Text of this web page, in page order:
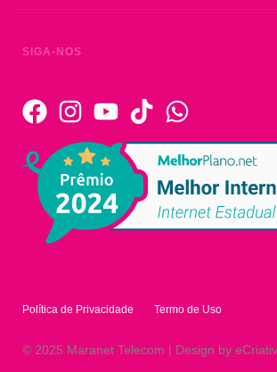
SIGA-NOS
Política de Privacidade Termo de Uso
© 2025 Maranet Telecom | Design by